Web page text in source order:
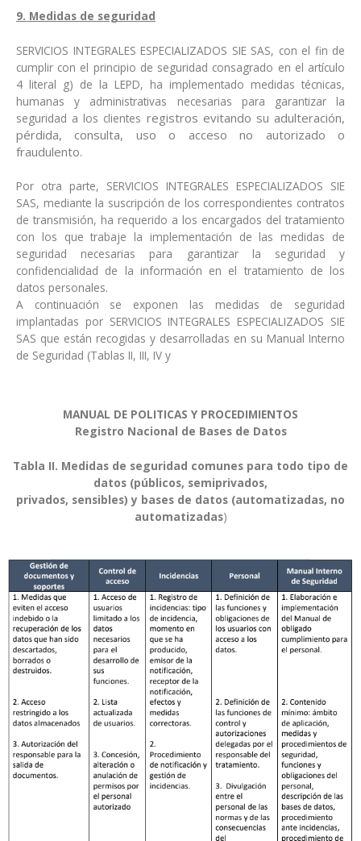
9. Medidas de seguridad
SERVICIOS INTEGRALES ESPECIALIZADOS SIE SAS, con el fin de
cumplir con el principio de seguridad consagrado en el artículo
4 literal g) de la LEPD, ha implementado medidas técnicas,
humanas y administrativas necesarias para garantizar la
seguridad a los clientes registros evitando su adulteración,
pérdida, consulta, uso o acceso no autorizado o
fraudulento.
Por otra parte, SERVICIOS INTEGRALES ESPECIALIZADOS SIE
SAS, mediante la suscripción de los correspondientes contratos
de transmisión, ha requerido a los encargados del tratamiento
con los que trabaje la implementación de las medidas de
seguridad necesarias para garantizar la seguridad y
confidencialidad de la información en el tratamiento de los
datos personales.
A continuación se exponen las medidas de seguridad
implantadas por SERVICIOS INTEGRALES ESPECIALIZADOS SIE
SAS que están recogidas y desarrolladas en su Manual Interno
de Seguridad (Tablas II, III, IV y
MANUAL DE POLITICAS Y PROCEDIMIENTOS
Registro Nacional de Bases de Datos
Tabla II. Medidas de seguridad comunes para todo tipo de
datos (públicos, semiprivados,
privados, sensibles) y bases de datos (automatizadas, no
automatizadas)